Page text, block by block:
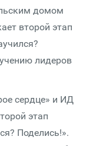
домом
второй этап
лидеров
сердце» и ИД
этап
Поделись!».